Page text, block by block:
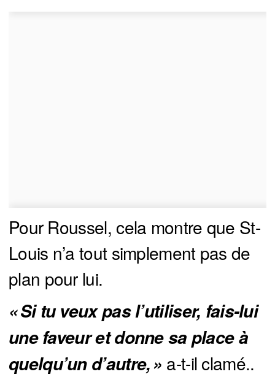
Pour Roussel, cela montre que St-
Louis n’a tout simplement pas de
plan pour lui.
« Si tu veux pas l’utiliser, fais-lui
une faveur et donne sa place à
quelqu’un d’autre, » a-t-il clamé..